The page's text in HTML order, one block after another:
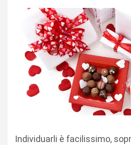
Individuarli è facilissimo,